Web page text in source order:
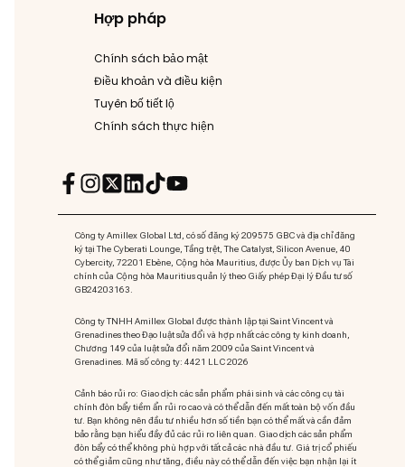
Hợp pháp
Chính sách bảo mật
Điều khoản và điều kiện
Tuyên bố tiết lộ
Chính sách thực hiện
Công ty Amillex Global Ltd, có số đăng ký 209575 GBC và địa chỉ đăng
ký tại The Cyberati Lounge, Tầng trệt, The Catalyst, Silicon Avenue, 40
Cybercity, 72201 Ebène, Cộng hòa Mauritius, được Ủy ban Dịch vụ Tài
chính của Cộng hòa Mauritius quản lý theo Giấy phép Đại lý Đầu tư số
GB24203163.
Công ty TNHH Amillex Global được thành lập tại Saint Vincent và
Grenadines theo Đạo luật sửa đổi và hợp nhất các công ty kinh doanh,
Chương 149 của luật sửa đổi năm 2009 của Saint Vincent và
Grenadines. Mã số công ty: 4421 LLC 2026
Cảnh báo rủi ro: Giao dịch các sản phẩm phái sinh và các công cụ tài
chính đòn bẩy tiềm ẩn rủi ro cao và có thể dẫn đến mất toàn bộ vốn đầu
tư. Bạn không nên đầu tư nhiều hơn số tiền bạn có thể mất và cần đảm
bảo rằng bạn hiểu đầy đủ các rủi ro liên quan. Giao dịch các sản phẩm
đòn bẩy có thể không phù hợp với tất cả các nhà đầu tư. Giá trị cổ phiếu
có thể giảm cũng như tăng, điều này có thể dẫn đến việc bạn nhận lại ít